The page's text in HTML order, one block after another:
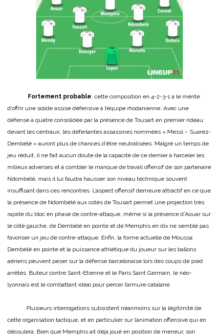
Fortement probable, cette composition en 4-2-3-1 a le mérite
d’offrir une solide assise défensive à l’équipe rhodanienne. Avec une
défense à quatre consolidée par la présence de Tousart en premier rideau
devant les centraux, les déferlantes assassines nommées « Messi – Suarez-
Dembélé » auront plus de chances d’être neutralisées. Malgré un temps de
jeu réduit, il ne fait aucun doute de la capacité de ce dernier à harceler les
milieux adverses et à combler le manque de travail offensif de son partenaire
Ndombélé, mais il lui faudra hausser son niveau technique souvent
insuffisant dans ces rencontres. L’aspect offensif demeure attractif en ce que
la présence de Ndombélé aux cotés de Tousart permet une projection très
rapide du bloc en phase de contre-attaque, même si la présence d’Aouar sur
le côté gauche, de Dembélé en pointe et de Memphis en dix ne semble pas
favoriser un jeu de contre-attaque. Enfin, la forme actuelle de Moussa
Dembélé en pointe et la puissance athlétique du joueur sur les ballons
aériens peuvent peser sur la défense barcelonaise lors des coups de pied
arrêtés. Buteur contre Saint-Etienne et le Paris Saint Germain, le néo-
lyonnais est le combattant idéal pour percer l’armure catalane.
Plusieurs interrogations subsistent néanmoins sur la légitimité de
cette organisation tactique, et en particulier sur l’animation offensive qui en
découlera. Bien que Memphis ait déjà joué en position de meneur, son